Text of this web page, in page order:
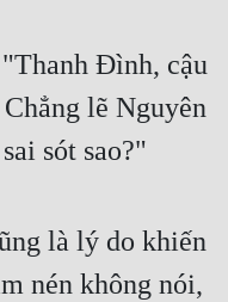
Đình, cậu
lẽ Nguyên
sót sao?"
là lý do khiến
nén không nói,